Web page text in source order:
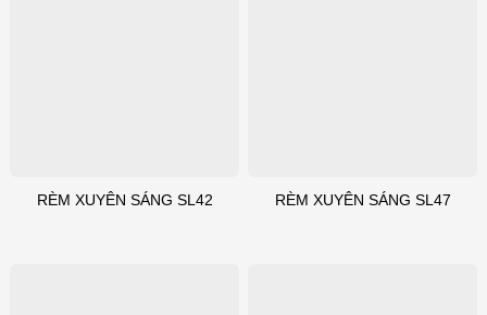
RÈM XUYÊN SÁNG SL42 RÈM XUYÊN SÁNG SL47